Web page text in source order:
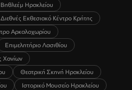
Ηρακλείου
Διεθνές Εκθεσιακό Κέντρο Κρήτης
Αρκαλοχωρίου
Επιμελητήριο Λασιθίου
Χανίων
Θεατρική Σκηνή Ηρακλείου
Ιστορικό Μουσείο Ηρακλείου